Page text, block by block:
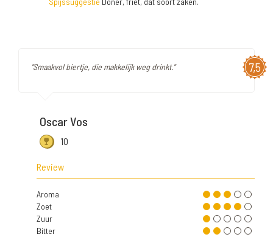
7,5
"Smaakvol biertje, die makkelijk weg drinkt."
Oscar Vos
10
Review
Aroma
Zoet
Zuur
Bitter